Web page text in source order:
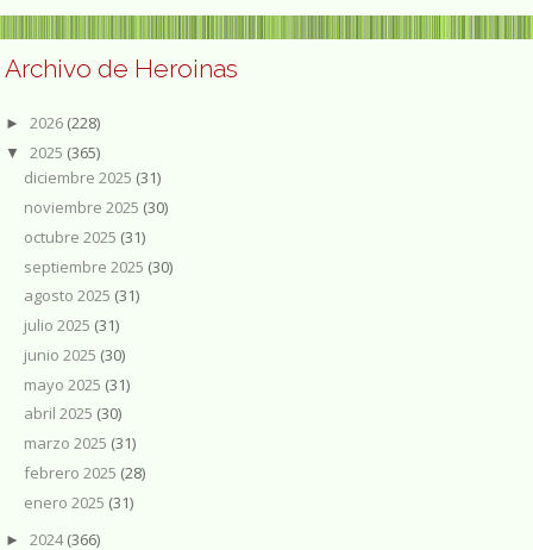
Archivo de Heroinas
► 2026 (228)
▼ 2025 (365)
diciembre 2025 (31)
noviembre 2025 (30)
octubre 2025 (31)
septiembre 2025 (30)
agosto 2025 (31)
julio 2025 (31)
junio 2025 (30)
mayo 2025 (31)
abril 2025 (30)
marzo 2025 (31)
febrero 2025 (28)
enero 2025 (31)
► 2024(366)